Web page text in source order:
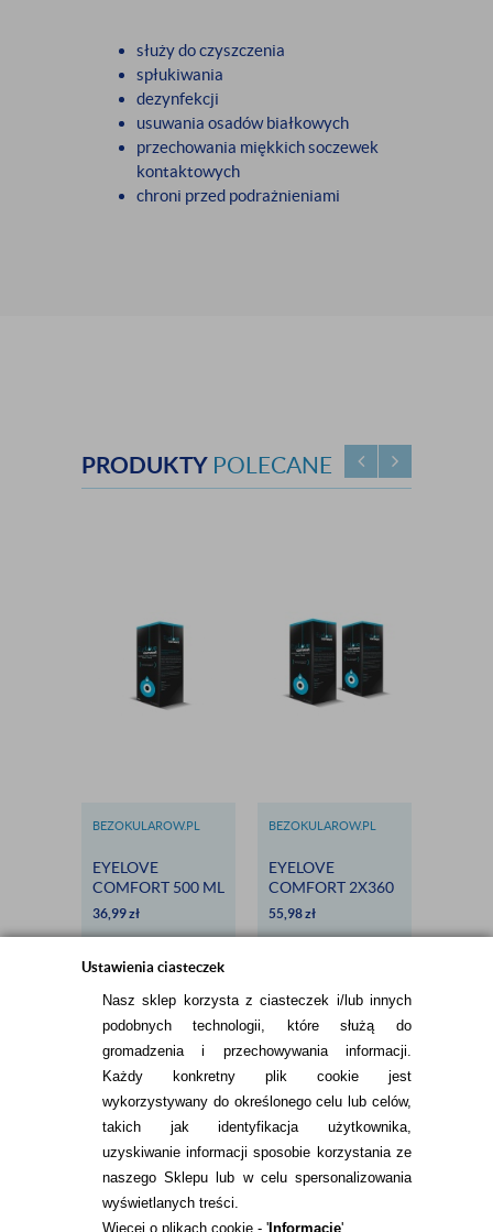
Ustawienia ciasteczek
Nasz sklep korzysta z ciasteczek i/lub innych
podobnych technologii, które służą do
gromadzenia i przechowywania informacji.
Każdy konkretny plik cookie jest
wykorzystywany do określonego celu lub celów,
takich jak identyfikacja użytkownika,
uzyskiwanie informacji sposobie korzystania ze
naszego Sklepu lub w celu spersonalizowania
wyświetlanych treści.
Więcej o plikach cookie - 'Informacje'
służy do czyszczenia
spłukiwania
dezynfekcji
usuwania osadów białkowych
przechowania miękkich soczewek
kontaktowych
chroni przed podrażnieniami
PRODUKTY POLECANE
BEZOKULAROW.PL
EYELOVE
COMFORT 500 ML
- DARMOWA
36,99zł
BEZOKULAROW.PL
EYELOVE
COMFORT 2X360
ML
55,98zł
INFORMACJE KONTAKTOWE